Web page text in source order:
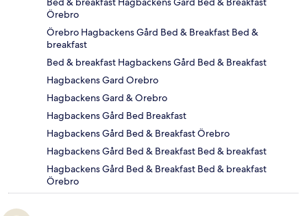
Örebro
Örebro Hagbackens Gård Bed & Breakfast Bed &
breakfast
Bed & breakfast Hagbackens Gård Bed & Breakfast
Hagbackens Gard Orebro
Hagbackens Gard & Orebro
Hagbackens Gård Bed Breakfast
Hagbackens Gård Bed & Breakfast Örebro
Hagbackens Gård Bed & Breakfast Bed & breakfast
Hagbackens Gård Bed & Breakfast Bed & breakfast
Örebro